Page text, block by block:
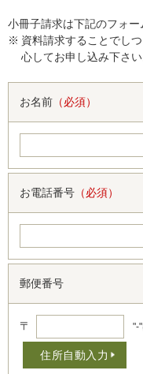
小冊子請求は下記のフォー
資料請求することでし
心してお申し込み下さい
お名前 （必須）
お電話番号 （必須）
郵便番号
〒 "-